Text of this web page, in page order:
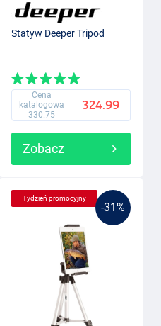
Statyw Deeper Tripod
Cena
katalogowa
330.75
324.99
Zobacz
-31%
Tydzień promocyjny